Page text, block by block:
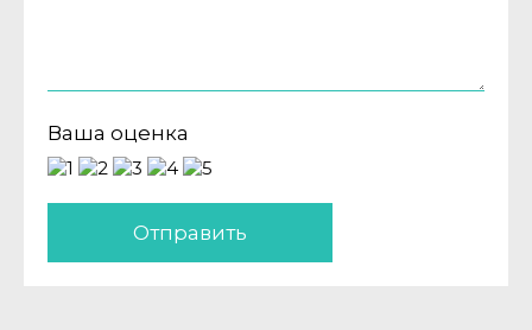
Ваша оценка
Отправить